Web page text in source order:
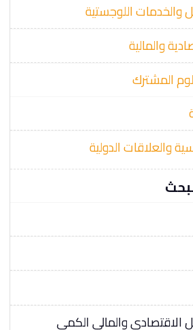
والخدمات اللوجستية
والمالية
المشترك
والعلاقات الدولية
الاقتصادي والمالي الكمي